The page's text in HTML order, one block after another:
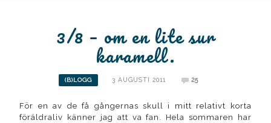
3/8 – om en lite sur
karamell.
(B)LOGG 3 AUGUSTI 2011 25
För en av de få gångernas skull i mitt relativt korta
föräldraliv känner jag att va fan. Hela sommaren har